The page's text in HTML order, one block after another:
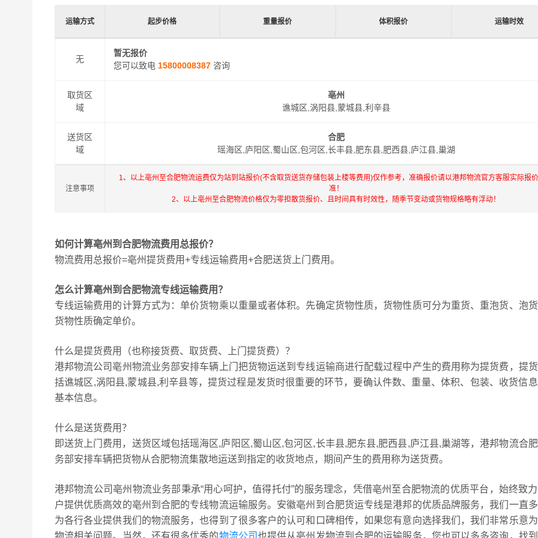
运输方式 起步价格 重量报价 体积报价 运输时效
无
暂无报价
您可以致电 15800008387咨询
取货区
域
亳州
谯城区,涡阳县,蒙城县,利辛县
送货区
域
合肥
瑶海区,庐阳区,蜀山区,包河区,长丰县,肥东县,肥西县,庐江县,巢湖
注意事项
1、以上亳州至合肥物流运费仅为站到站报价(不含取货送货存储包装上楼等费用)仅作参考，准确报价请以港邦物流官方客服实际报
准！
2、以上亳州至合肥物流价格仅为零担散货报价、且时间具有时效性，随季节变动或货物规格略有浮动！
如何计算亳州到合肥物流费用总报价？
物流费用总报价=亳州提货费用+专线运输费用+合肥送货上门费用。
怎么计算亳州到合肥物流专线运输费用？
专线运输费用的计算方式为：单价货物乘以重量或者体积。先确定货物性质，货物性质可分为重货、重泡货、泡
货物性质确定单价。
什么是提货费用（也称接货费、取货费、上门提货费）？
港邦物流公司亳州物流业务部安排车辆上门把货物运送到专线运输商进行配载过程中产生的费用称为提货费，提
括谯城区,涡阳县,蒙城县,利辛县等，提货过程是发货时很重要的环节，要确认件数、重量、体积、包装、收货信
基本信息。
什么是送货费用？
即送货上门费用，送货区域包括瑶海区,庐阳区,蜀山区,包河区,长丰县,肥东县,肥西县,庐江县,巢湖等，港邦物流合
务部安排车辆把货物从合肥物流集散地运送到指定的收货地点，期间产生的费用称为送货费。
港邦物流公司亳州物流业务部秉承“用心呵护，值得托付”的服务理念，凭借亳州至合肥物流的优质平台，始终致
户提供优质高效的亳州到合肥的专线物流运输服务。安徽亳州到合肥货运专线是港邦的优质品牌服务，我们一直
为各行各业提供我们的物流服务，也得到了很多客户的认可和口碑相传，如果您有意向选择我们，我们非常乐意
物流相关问题。当然，还有很多优秀的物流公司也提供从亳州发物流到合肥的运输服务，您也可以多多咨询，找